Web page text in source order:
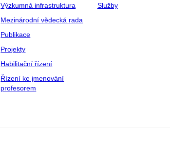
Výzkumná infrastruktura
Mezinárodní vědecká rada
Publikace
Projekty
Habilitační řízení
Řízení ke jmenování
profesorem
Služby